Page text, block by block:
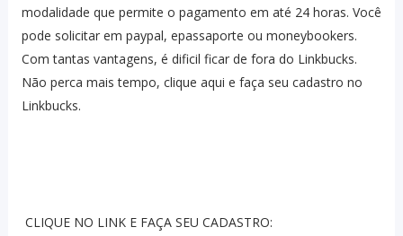
modalidade que permite o pagamento em até 24 horas. Você
pode solicitar em paypal, epassaporte ou moneybookers.
Com tantas vantagens, é dificil ficar de fora do Linkbucks.
Não perca mais tempo, clique aqui e faça seu cadastro no
Linkbucks.
CLIQUE NO LINK E FAÇA SEU CADASTRO: